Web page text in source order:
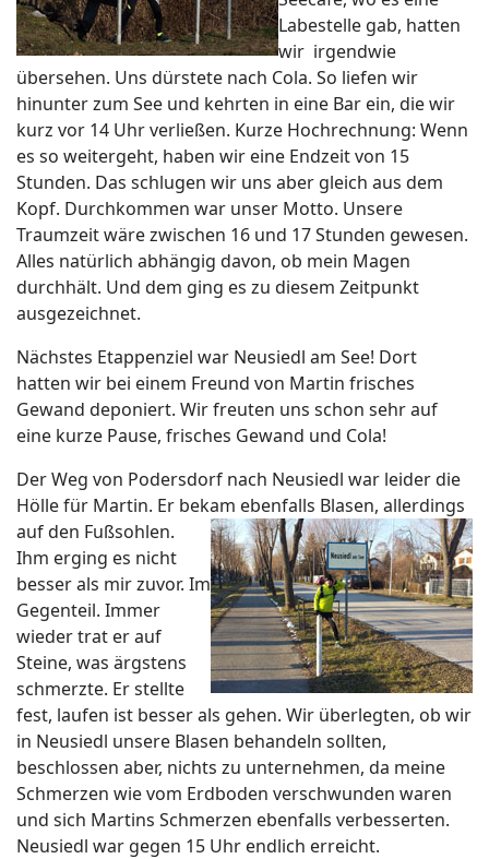
Labestelle gab, hatten
wir irgendwie
übersehen. Uns dürstete nach Cola. So liefen wir
hinunter zum See und kehrten in eine Bar ein, die wir
kurz vor 14 Uhr verließen. Kurze Hochrechnung: Wenn
es so weitergeht, haben wir eine Endzeit von 15
Stunden. Das schlugen wir uns aber gleich aus dem
Kopf. Durchkommen war unser Motto. Unsere
Traumzeit wäre zwischen 16 und 17 Stunden gewesen.
Alles natürlich abhängig davon, ob mein Magen
durchhält. Und dem ging es zu diesem Zeitpunkt
ausgezeichnet.
Nächstes Etappenziel war Neusiedl am See! Dort
hatten wir bei einem Freund von Martin frisches
Gewand deponiert. Wir freuten uns schon sehr auf
eine kurze Pause, frisches Gewand und Cola!
Der Weg von Podersdorf nach Neusiedl war leider die
Hölle für Martin. Er bekam ebenfalls Blasen, allerdings
auf den Fußsohlen.
Ihm erging es nicht
besser als mir zuvor. Im
Gegenteil. Immer
wieder trat er auf
Steine, was ärgstens
schmerzte. Er stellte
fest, laufen ist besser als gehen. Wir überlegten, ob wir
in Neusiedl unsere Blasen behandeln sollten,
beschlossen aber, nichts zu unternehmen, da meine
Schmerzen wie vom Erdboden verschwunden waren
und sich Martins Schmerzen ebenfalls verbesserten.
Neusiedl war gegen 15 Uhr endlich erreicht.